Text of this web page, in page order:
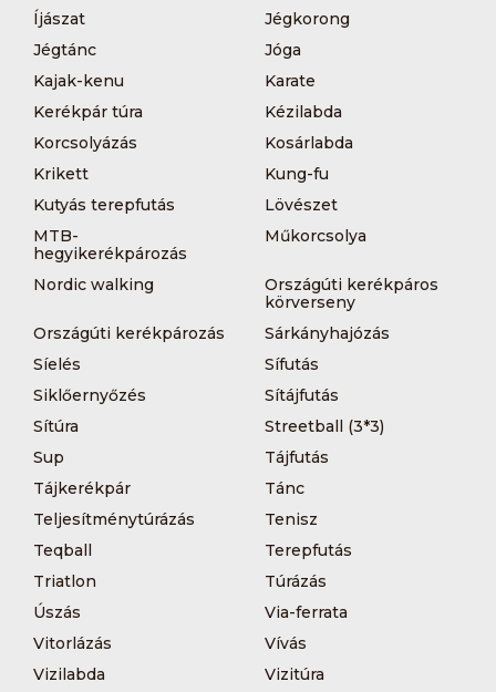
Íjászat
Jégkorong
Jégtánc
Jóga
Kajak-kenu
Karate
Kerékpár túra
Kézilabda
Korcsolyázás
Kosárlabda
Krikett
Kung-fu
Kutyás terepfutás
Lövészet
MTB-
hegyikerékpározás
Műkorcsolya
Nordic walking
Országúti kerékpáros
körverseny
Országúti kerékpározás
Sárkányhajózás
Síelés
Sífutás
Siklőernyőzés
Sítájfutás
Sítúra
Streetball (3*3)
Sup
Tájfutás
Tájkerékpár
Tánc
Teljesítménytúrázás
Tenisz
Teqball
Terepfutás
Triatlon
Túrázás
Úszás
Via-ferrata
Vitorlázás
Vívás
Vizilabda
Vizitúra